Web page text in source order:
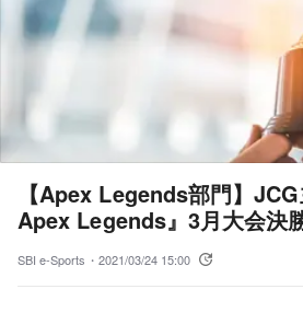
【Apex Legends部門】
Apex Legends』3月大会決
SBI e-Sports・ 2021/03/24 15:00